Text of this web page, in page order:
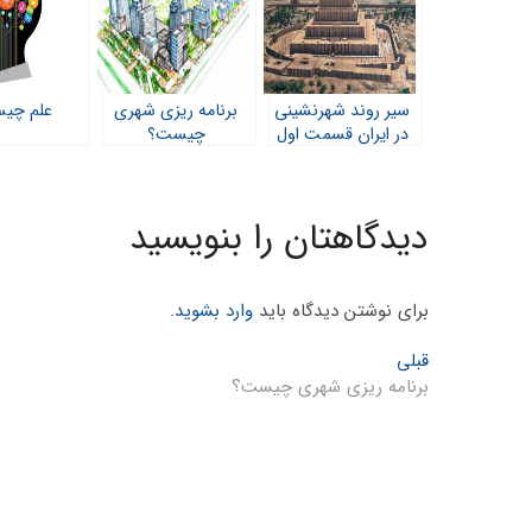
سیر روند شهرنشینی
در ایران قسمت اول
برنامه ریزی شهری
چیست؟
علم
دیدگاهتان را بنویسید
برای نوشتن دیدگاه باید وارد بشوید.
راهبری
نوشته
قبلی
post:
برنامه ریزی شهری چیست؟